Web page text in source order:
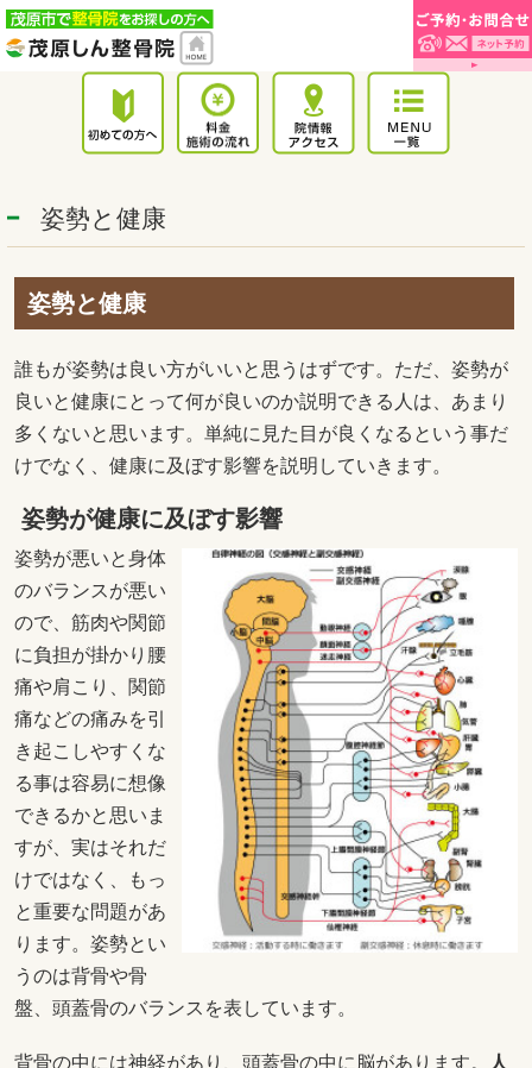
姿勢と健康
姿勢と健康
誰もが姿勢は良い方がいいと思うはずです。ただ、姿勢が
良いと健康にとって何が良いのか説明できる人は、あまり
多くないと思います。単純に見た目が良くなるという事だ
けでなく、健康に及ぼす影響を説明していきます。
姿勢が健康に及ぼす影響
姿勢が悪いと身体
のバランスが悪い
ので、筋肉や関節
に負担が掛かり腰
痛や肩こり、関節
痛などの痛みを引
き起こしやすくな
る事は容易に想像
できるかと思いま
すが、実はそれだ
けではなく、もっ
と重要な問題があ
ります。姿勢とい
うのは背骨や骨
盤、頭蓋骨のバランスを表しています。
背骨の中には神経があり、頭蓋骨の中に脳があります。
人